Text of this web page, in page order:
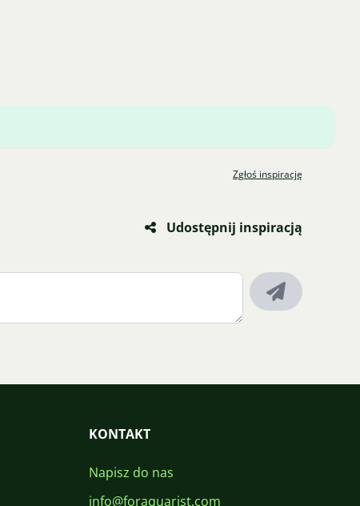
Zgłoś inspirację
Udostępnij inspiracją
KONTAKT
Napisz do nas
info@foraquarist.com